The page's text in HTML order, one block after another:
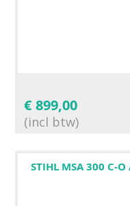
€ 899,00
(incl btw)
STIHL MSA 300 C-